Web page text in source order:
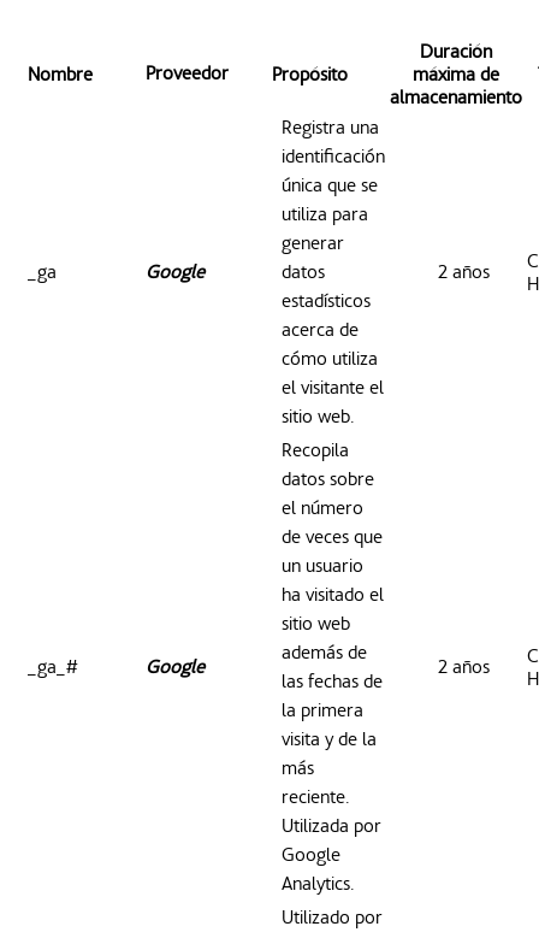
Nombre Proveedor Propósito
Duración
máxima de
almacenamiento
_ga Google
Registra una
identificación
única que se
utiliza para
generar
datos
estadísticos
acerca de
cómo utiliza
el visitante el
sitio web.
2 años
_ga_# Google
Recopila
datos sobre
el número
de veces que
un usuario
ha visitado el
sitio web
además de
las fechas de
la primera
visita y de la
más
reciente.
Utilizada por
Google
Analytics.
2 años
Utilizado por